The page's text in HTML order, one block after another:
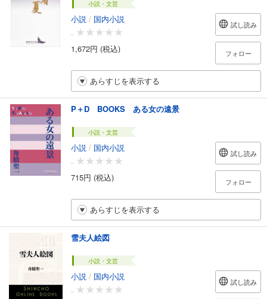
小説・文芸
小説 / 国内小説
-
1,672円 (税込)
試し読み
フォロー
あらすじを表示する
P＋D BOOKS ある女の遠景
小説・文芸
小説 / 国内小説
-
715円 (税込)
試し読み
フォロー
あらすじを表示する
雪夫人絵図
小説・文芸
小説 / 国内小説
-
試し読み